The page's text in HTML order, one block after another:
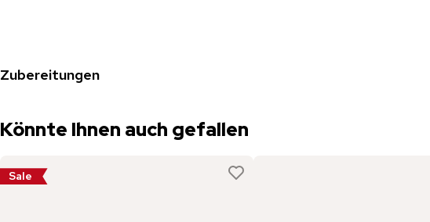
Zubereitungen
Könnte Ihnen auch gefallen
Sale